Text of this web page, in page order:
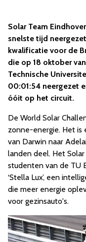
Solar Team
snelste tijd
kwalificatie voor de
die op 18 oktober
Technische
00:01:54 neergezet
óóit op het circuit.
De World Solar
zonne-energie. Het is
van Darwin naar
landen deel. Het
studenten van de TU
‘Stella Lux’, een
die meer energie
voor gezinsauto's.